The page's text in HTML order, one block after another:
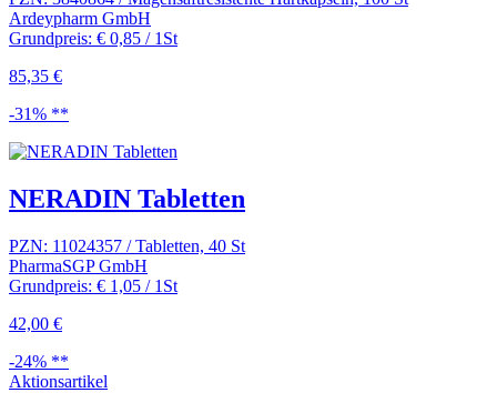
Ardeypharm GmbH
Grundpreis: € 0,85 / 1St
85,35 €
-31% **
NERADIN Tabletten
PZN: 11024357 / Tabletten, 40 St
PharmaSGP GmbH
Grundpreis: € 1,05 / 1St
42,00 €
-24% **
Aktionsartikel